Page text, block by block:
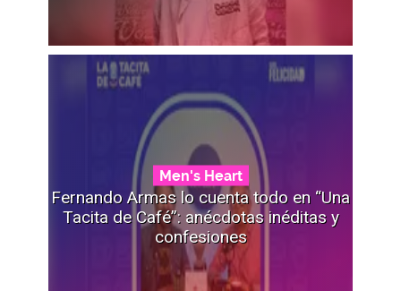
Men's Heart
Fernando Armas lo cuenta todo en “Una
Tacita de Café”: anécdotas inéditas y
confesiones